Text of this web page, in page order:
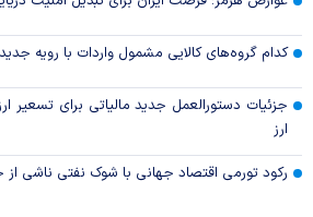
کدام گروه‌های کالایی مشمول واردات با رویه
جزئیات دستورالعمل جدید مالیاتی برای تسعیر
ارز
رکود تورمی اقتصاد جهانی با شوک نفتی ناشی از